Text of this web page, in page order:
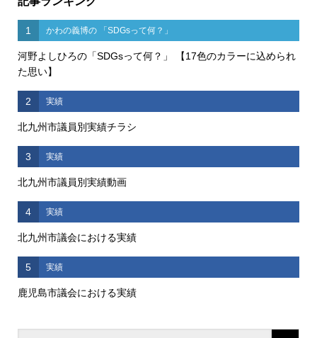
1 かわの義博の 「SDGsって何？」
河野よしひろの「SDGsって何？」 【17色のカラーに込められ
た思い】
2 実績
北九州市議員別実績チラシ
3 実績
北九州市議員別実績動画
4 実績
北九州市議会における実績
5 実績
鹿児島市議会における実績